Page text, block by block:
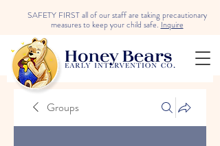
SAFETY FIRST all of our staff are taking precautionary
measures to keep your child safe.Inquire
Groups